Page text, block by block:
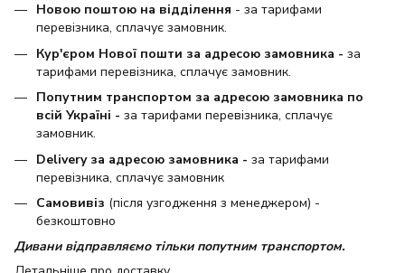
Новою поштою на відділення - за тарифами
перевізника, сплачує замовник.
Кур'єром Нової пошти за адресою замовника - за
тарифами перевізника, сплачує замовник.
Попутним транспортом за адресою замовника по
всій Україні - за тарифами перевізника, сплачує
замовник.
Delivery за адресою замовника - за тарифами
перевізника, сплачує замовник
Самовивіз (після узгодження з менеджером) -
безкоштовно
Дивани відправляємо тільки попутним транспортом.